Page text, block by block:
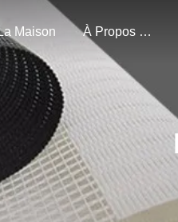
Maison À Propos De Nous